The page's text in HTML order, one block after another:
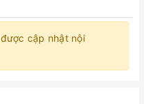
cập nhật nội